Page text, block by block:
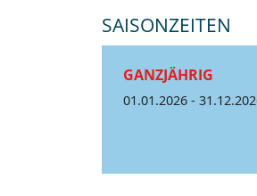
SAISONZEITEN
GANZJÄHRIG
01.01.2026 -